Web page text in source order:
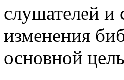
слушателей и
изменения
основной